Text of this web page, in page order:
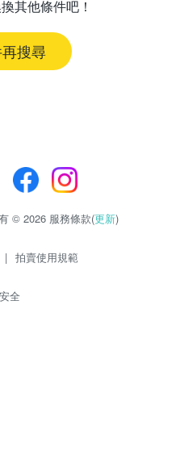
其他條件吧！
搜尋
© 2026 服務條款(更新)
| 拍賣使用規範
全